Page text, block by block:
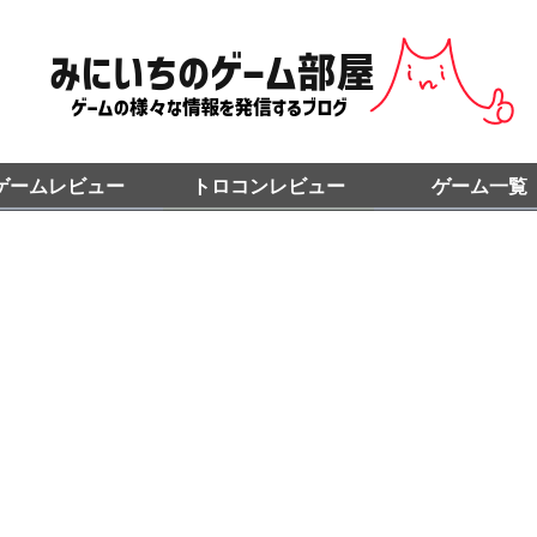
ームレビュー トロコンレビュー ゲーム一覧